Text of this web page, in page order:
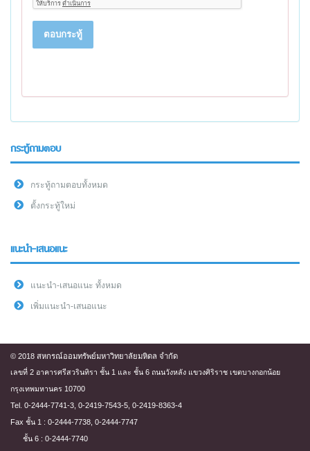
ตอบกระทู้
กระทู้ถามตอบ
กระทู้ถามตอบทั้งหมด
ตั้งกระทู้ใหม่
แนะนำ-เสนอแนะ
แนะนำ-เสนอแนะ ทั้งหมด
เพิ่มแนะนำ-เสนอแนะ
© 2018 สหกรณ์ออมทรัพย์มหาวิทยาลัยมหิดล จำกัด
เลขที่ 2 อาคารศรีสวรินทิรา ชั้น 1 และ ชั้น 6 ถนนวังหลัง แขวงศิริราช เขตบางกอกน้อย
กรุงเทพมหานคร 10700
Tel. 0-2444-7741-3, 0-2419-7543-5, 0-2419-8363-4
Fax ชั้น 1 : 0-2444-7738, 0-2444-7747
ชั้น 6 : 0-2444-7740